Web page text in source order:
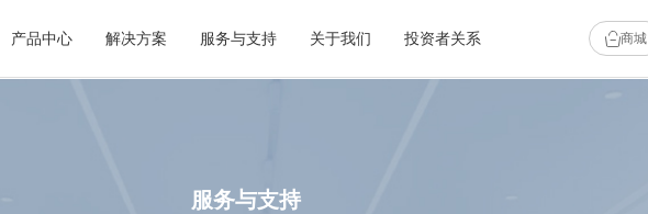
产品中心 解决方案 服务与支持 关于我们 投资者关系 商城
服务与支持